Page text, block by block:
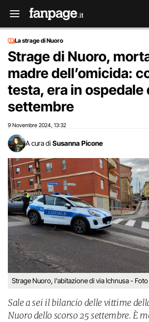
La strage di Nuoro
Strage di Nuoro,
madre dell’omicida:
testa, era in ospedale
settembre
9 Novembre 2024 13:32
A cura di Susanna Picone
Strage Nuoro, l'abitazione di via Ichnusa -
Sale a sei il bilancio delle vittime
Nuoro dello scorso 25 settembre. È